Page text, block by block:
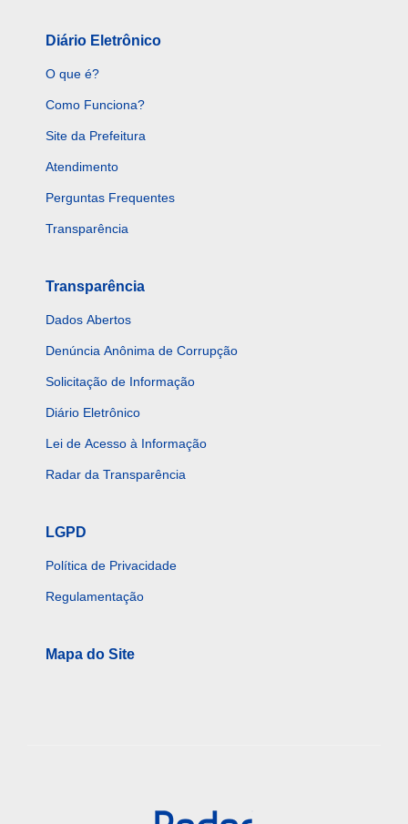
Diário Eletrônico
O que é?
Como Funciona?
Site da Prefeitura
Atendimento
Perguntas Frequentes
Transparência
Transparência
Dados Abertos
Denúncia Anônima de Corrupção
Solicitação de Informação
Diário Eletrônico
Lei de Acesso à Informação
Radar da Transparência
LGPD
Política de Privacidade
Regulamentação
Mapa do Site